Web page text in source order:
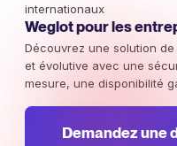
internationaux
Weglot pour les
Découvrez une solution
et évolutive avec une
mesure, une disponibilité
Demandez une